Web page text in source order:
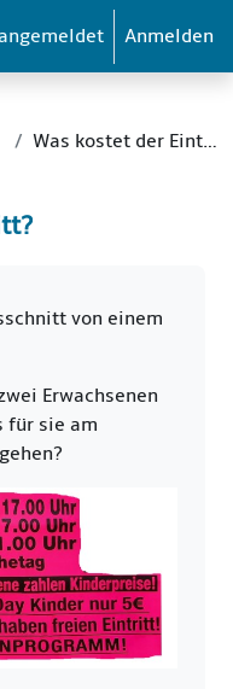
Anmelden
Was kostet der Eintritt?
von einem
Erwachsenen
für sie am